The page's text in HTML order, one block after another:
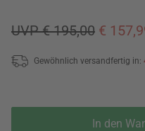
UVP € 195,00 €
Gewöhnlich versandfertig in:
In den